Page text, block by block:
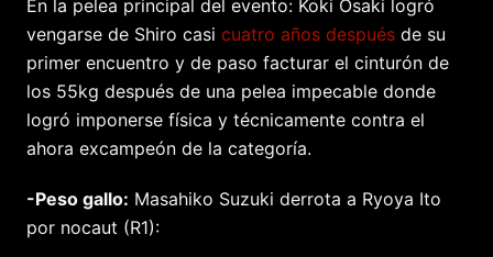
En la pelea principal del evento: Koki Osaki logró
vengarse de Shiro casi cuatro años después de su
primer encuentro y de paso facturar el cinturón de
los 55kg después de una pelea impecable donde
logró imponerse física y técnicamente contra el
ahora excampeón de la categoría.
-Peso gallo: Masahiko Suzuki derrota a Ryoya Ito
por nocaut (R1):